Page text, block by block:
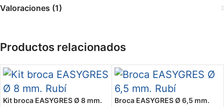
Valoraciones (1)
Productos relacionados
Kit broca EASYGRES Ø 8 mm.
Broca EASYGRES Ø 6,5 mm.